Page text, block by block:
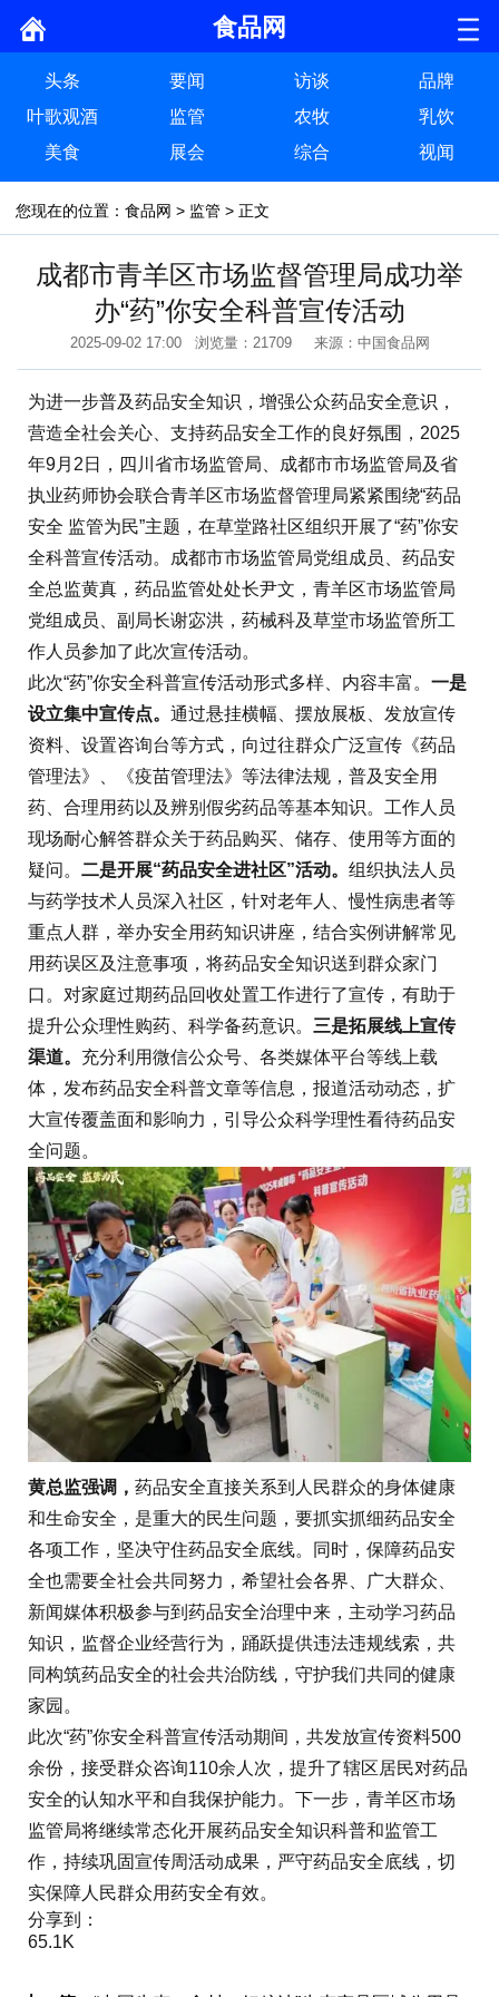
食品网
头条 要闻 访谈
品牌
叶歌观酒
监管 农牧
乳饮
美食
展会 综合 视闻
您现在的位置： 食品网 > 监管 > 正文
成都市青羊区市场监督管理局成功举
办“药”你安全科普宣传活动
2025-09-02 17:00 浏览量：21709 来源：中国食品网
为进一步普及药品安全知识，增强公众药品安全意识，
营造全社会关心、支持药品安全工作的良好氛围，2025
年9月2日，四川省市场监管局、成都市市场监管局及省
执业药师协会联合青羊区市场监督管理局紧紧围绕“药品
安全 监管为民”主题，在草堂路社区组织开展了“药”你安
全科普宣传活动。成都市市场监管局党组成员、药品安
全总监黄真，药品监管处处长尹文，青羊区市场监管局
党组成员、副局长谢宓洪，药械科及草堂市场监管所工
作人员参加了此次宣传活动。
此次“药”你安全科普宣传活动形式多样、内容丰富。 一是
设立集中宣传点。 通过悬挂横幅、摆放展板、发放宣传
资料、设置咨询台等方式，向过往群众广泛宣传《药品
管理法》、《疫苗管理法》等法律法规，普及安全用
药、合理用药以及辨别假劣药品等基本知识。工作人员
现场耐心解答群众关于药品购买、储存、使用等方面的
疑问。 二是开展“药品安全进社区”活动。 组织执法人员
与药学技术人员深入社区，针对老年人、慢性病患者等
重点人群，举办安全用药知识讲座，结合实例讲解常见
用药误区及注意事项，将药品安全知识送到群众家门
口。对家庭过期药品回收处置工作进行了宣传，有助于
提升公众理性购药、科学备药意识。 三是拓展线上宣传
渠道。 充分利用微信公众号、各类媒体平台等线上载
体，发布药品安全科普文章等信息，报道活动动态，扩
大宣传覆盖面和影响力，引导公众科学理性看待药品安
全问题。
黄总监强调， 药品安全直接关系到人民群众的身体健康
和生命安全，是重大的民生问题，要抓实抓细药品安全
各项工作，坚决守住药品安全底线。同时，保障药品安
全也需要全社会共同努力，希望社会各界、广大群众、
新闻媒体积极参与到药品安全治理中来，主动学习药品
知识，监督企业经营行为，踊跃提供违法违规线索，共
同构筑药品安全的社会共治防线，守护我们共同的健康
家园。
此次“药”你安全科普宣传活动期间，共发放宣传资料500
余份，接受群众咨询110余人次，提升了辖区居民对药品
安全的认知水平和自我保护能力。下一步，青羊区市场
监管局将继续常态化开展药品安全知识科普和监管工
作，持续巩固宣传周活动成果，严守药品安全底线，切
实保障人民群众用药安全有效。
分享到：
65.1K